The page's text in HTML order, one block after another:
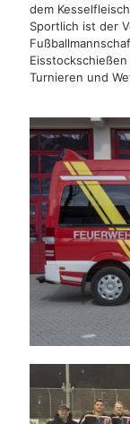
dem
Sportlich ist der
Turnieren und